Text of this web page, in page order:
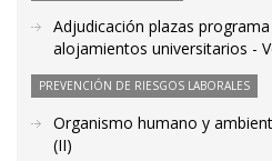
Adjudicación plazas
alojamientos universitarios -
PREVENCIÓN DE RIESGOS LABORALES
Organismo humano y
(II)